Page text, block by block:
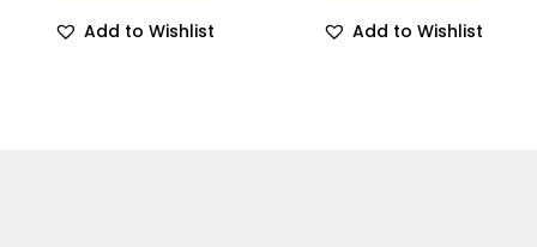
Add to Wishlist Add to Wishlist